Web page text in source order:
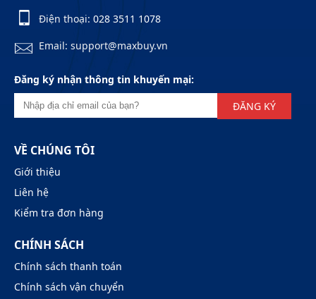
Điện thoại: 028 3511 1078
Email: support@maxbuy.vn
Đăng ký nhận thông tin khuyến mại:
ĐĂNG KÝ
VỀ CHÚNG TÔI
Giới thiệu
Liên hệ
Kiểm tra đơn hàng
CHÍNH SÁCH
Chính sách thanh toán
Chính sách vận chuyển